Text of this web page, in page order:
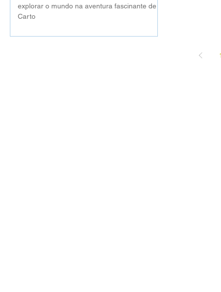
explorar o mundo na aventura fascinante de
Carto